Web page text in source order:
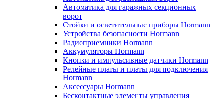
Автоматика для гаражных секционных
ворот
Стойки и осветительные приборы Hormann
Устройства безопасности Hormann
Радиоприемники Hormann
Аккумуляторы Hormann
Кнопки и импульсивные датчики Hormann
Релейные платы и платы для подключения
Hormann
Аксессуары Hormann
Бесконтактные элементы управления